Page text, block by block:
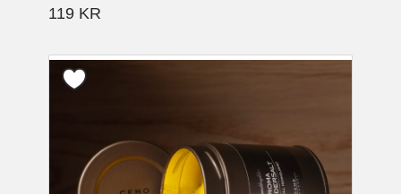
119 KR